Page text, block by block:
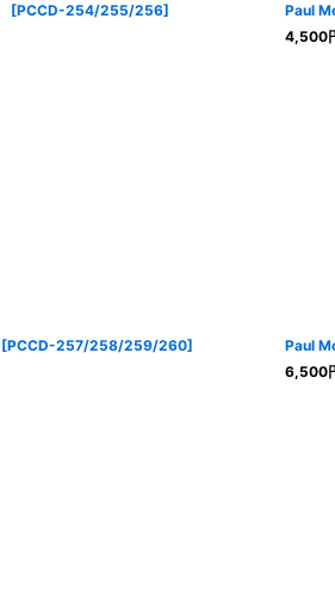
[PCCD-254/255/256]
Paul
4,500
[PCCD-257/258/259/260]
Paul
6,500